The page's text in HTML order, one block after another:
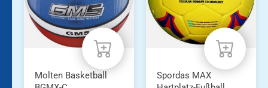
Molten Basketball
Spordas MAX